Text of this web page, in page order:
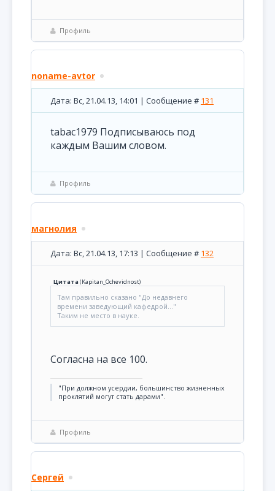
Профиль
noname-avtor
Дата: Вс, 21.04.13, 14:01 | Сообщение # 131
tabac1979 Подписываюсь под
каждым Вашим словом.
Профиль
магнолия
Дата: Вс, 21.04.13, 17:13 | Сообщение # 132
Цитата(Kapitan_Ochevidnost)
Там правильно сказано "До недавнего
времени заведующий кафедрой..."
Таким не место в науке.
Согласна на все 100.
"При должном усердии, большинство жизненных
проклятий могут стать дарами".
Профиль
Сергей